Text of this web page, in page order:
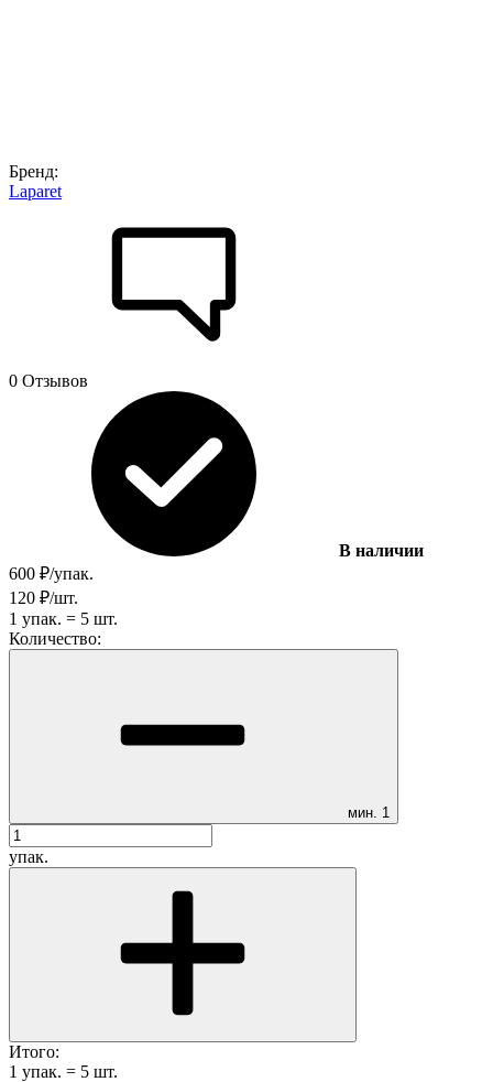
Бренд:
Laparet
0 Отзывов
В наличии
600 ₽/упак.
120 ₽/шт.
1 упак. = 5 шт.
Количество:
мин. 1
упак.
Итого:
1 упак. = 5 шт.